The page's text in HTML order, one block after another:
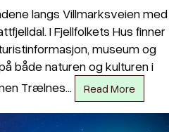
langs Villmarksveien med
I Fjellfolkets Hus finner
museum og
både naturen og kulturen i
Trælnes…
Read More